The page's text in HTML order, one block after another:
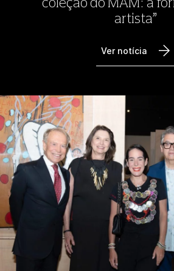
artista”
Ver notícia